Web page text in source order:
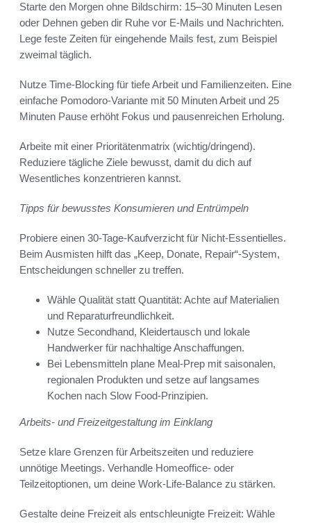
Starte den Morgen ohne Bildschirm: 15–30 Minuten Lesen
oder Dehnen geben dir Ruhe vor E-Mails und Nachrichten.
Lege feste Zeiten für eingehende Mails fest, zum Beispiel
zweimal täglich.
Nutze Time-Blocking für tiefe Arbeit und Familienzeiten. Eine
einfache Pomodoro-Variante mit 50 Minuten Arbeit und 25
Minuten Pause erhöht Fokus und pausenreichen Erholung.
Arbeite mit einer Prioritätenmatrix (wichtig/dringend).
Reduziere tägliche Ziele bewusst, damit du dich auf
Wesentliches konzentrieren kannst.
Tipps für bewusstes Konsumieren und Entrümpeln
Probiere einen 30-Tage-Kaufverzicht für Nicht-Essentielles.
Beim Ausmisten hilft das „Keep, Donate, Repair“-System,
Entscheidungen schneller zu treffen.
Wähle Qualität statt Quantität: Achte auf Materialien
und Reparaturfreundlichkeit.
Nutze Secondhand, Kleidertausch und lokale
Handwerker für nachhaltige Anschaffungen.
Bei Lebensmitteln plane Meal-Prep mit saisonalen,
regionalen Produkten und setze auf langsames
Kochen nach Slow Food-Prinzipien.
Arbeits- und Freizeitgestaltung im Einklang
Setze klare Grenzen für Arbeitszeiten und reduziere
unnötige Meetings. Verhandle Homeoffice- oder
Teilzeitoptionen, um deine Work-Life-Balance zu stärken.
Gestalte deine Freizeit als entschleunigte Freizeit: Wähle